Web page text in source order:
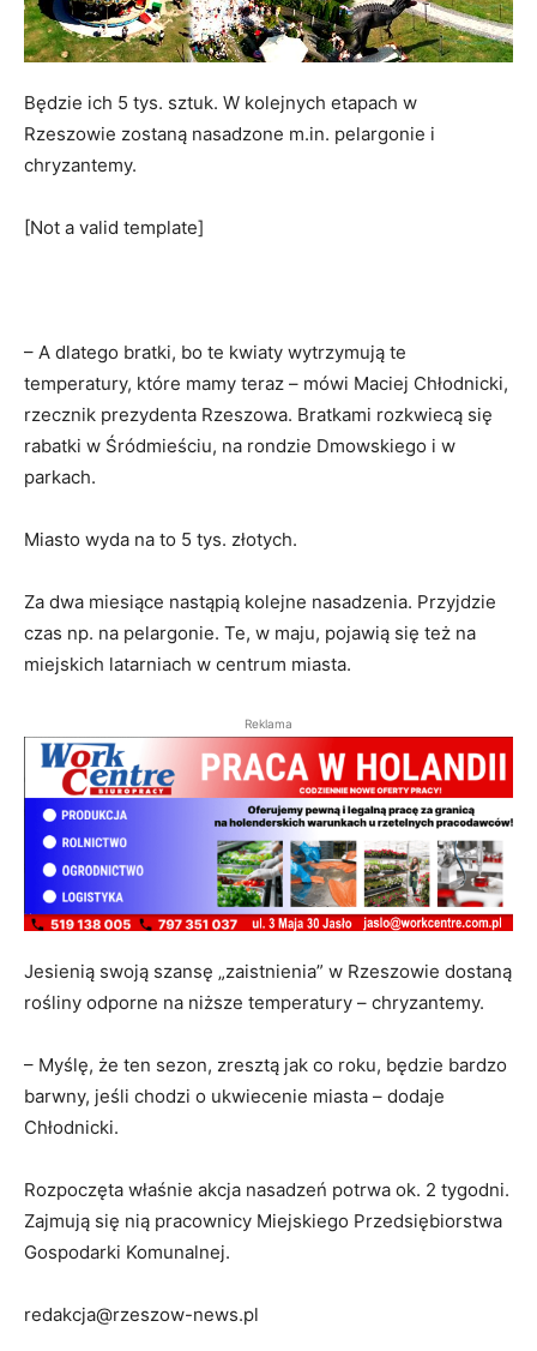
Będzie ich 5 tys. sztuk. W kolejnych etapach w
Rzeszowie zostaną nasadzone m.in. pelargonie i
chryzantemy.
[Not a valid template]
– A dlatego bratki, bo te kwiaty wytrzymują te
temperatury, które mamy teraz – mówi Maciej Chłodnicki,
rzecznik prezydenta Rzeszowa. Bratkami rozkwiecą się
rabatki w Śródmieściu, na rondzie Dmowskiego i w
parkach.
Miasto wyda na to 5 tys. złotych.
Za dwa miesiące nastąpią kolejne nasadzenia. Przyjdzie
czas np. na pelargonie. Te, w maju, pojawią się też na
miejskich latarniach w centrum miasta.
Reklama
Jesienią swoją szansę „zaistnienia” w Rzeszowie dostaną
rośliny odporne na niższe temperatury – chryzantemy.
– Myślę, że ten sezon, zresztą jak co roku, będzie bardzo
barwny, jeśli chodzi o ukwiecenie miasta – dodaje
Chłodnicki.
Rozpoczęta właśnie akcja nasadzeń potrwa ok. 2 tygodni.
Zajmują się nią pracownicy Miejskiego Przedsiębiorstwa
Gospodarki Komunalnej.
redakcja@rzeszow-news.pl